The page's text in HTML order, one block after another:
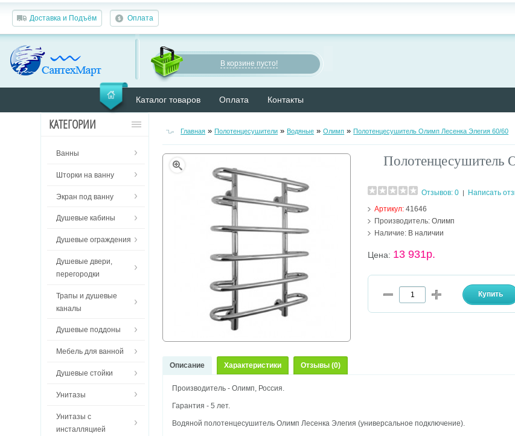
Доставка и Подъём Оплата
В корзине пусто!
Каталог товаров Оплата Контакты
КАТЕГОРИИ
Ванны
Шторки на ванну
Экран под ванну
Душевые кабины
Душевые ограждения
Душевые двери,
перегородки
Трапы и душевые
каналы
Душевые поддоны
Мебель для ванной
Душевые стойки
Унитазы
Унитазы с
инсталляцией
Главная »Полотенцесушители » Водяные »Олимп »Полотенцесушитель Олимп Лесенка Элегия 60/60
Полотенцесушитель
Отзывов: 0 |
Написать
Артикул:41646
Производитель: Олимп
Наличие: В наличии
Цена: 13 931р.
Описание Характеристики Отзывы (0)
Производитель - Олимп, Россия.
Гарантия - 5 лет.
Водяной полотенцесушитель Олимп Лесенка Элегия (универсальное подключение).